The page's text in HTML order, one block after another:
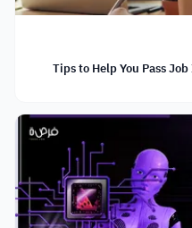
7 Tips to Help You Pass